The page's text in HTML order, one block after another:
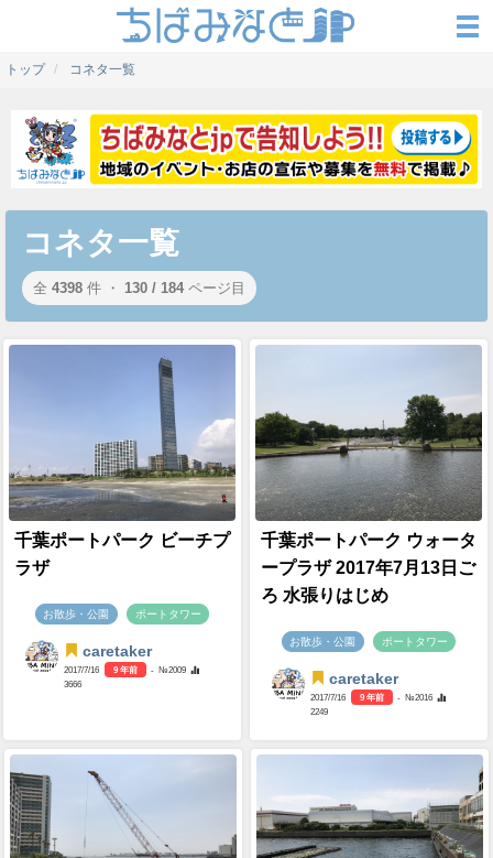
トップ コネタ一覧
コネタ一覧
全 4398 件 ・ 130 / 184 ページ目
千葉ポートパーク ビーチプ
ラザ
お散歩・公園 ポートタワー
caretaker
2017/7/16 9 年前
- №2009
3666
千葉ポートパーク ウォータ
ープラザ 2017年7月13日ご
ろ 水張りはじめ
お散歩・公園 ポートタワー
caretaker
2017/7/16 9 年前
- №2016
2249